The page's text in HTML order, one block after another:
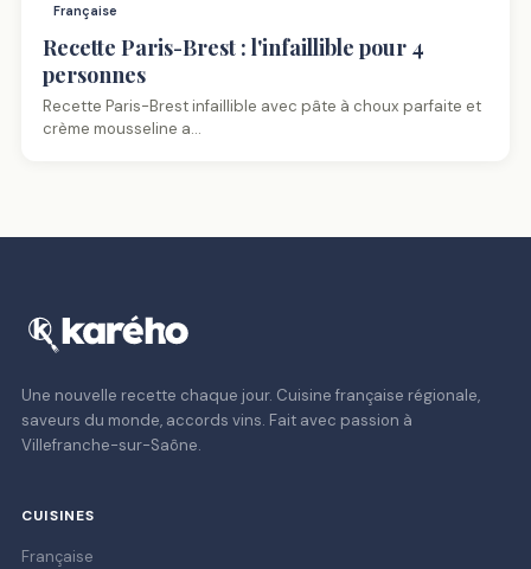
Française
Recette Paris-Brest : l'infaillible pour 4
personnes
Recette Paris-Brest infaillible avec pâte à choux parfaite et
crème mousseline a…
Une nouvelle recette chaque jour. Cuisine française régionale,
saveurs du monde, accords vins. Fait avec passion à
Villefranche-sur-Saône.
CUISINES
Française